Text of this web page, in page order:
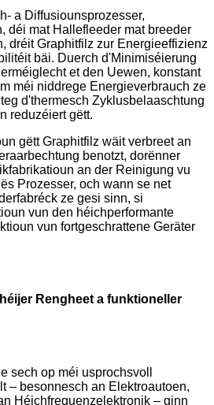
a Diffusiounsprozesser,
déi mat Hallefleeder mat breeder
dréit Graphitfilz zur Energieeffizienz
bäi. Duerch d'Minimiséierung
et den Uewen, konstant
méi niddrege Energieverbrauch ze
d'thermesch Zyklusbelaaschtung
reduzéiert gëtt.
gëtt Graphitfilz wäit verbreet an
benotzt, dorënner
an der Reinigung vu
Prozesser, och wann se net
ze gesi sinn, si
vun den héichperformante
vun fortgeschrattene Geräter
Rengheet a funktioneller
sech op méi usprochsvoll
– besonnesch an Elektroautoen,
Héichfrequenzelektronik – ginn